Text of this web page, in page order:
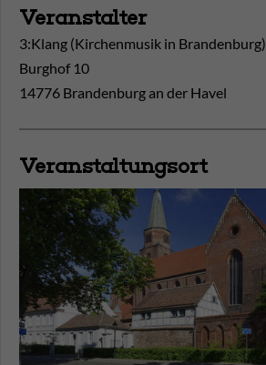
Veranstalter
3:Klang (Kirchenmusik in Brandenburg)
Burghof 10
14776 Brandenburg an der Havel
Veranstaltungsort